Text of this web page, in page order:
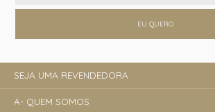
EU QUERO
SEJA UMA REVENDEDORA
A- QUEM SOMOS